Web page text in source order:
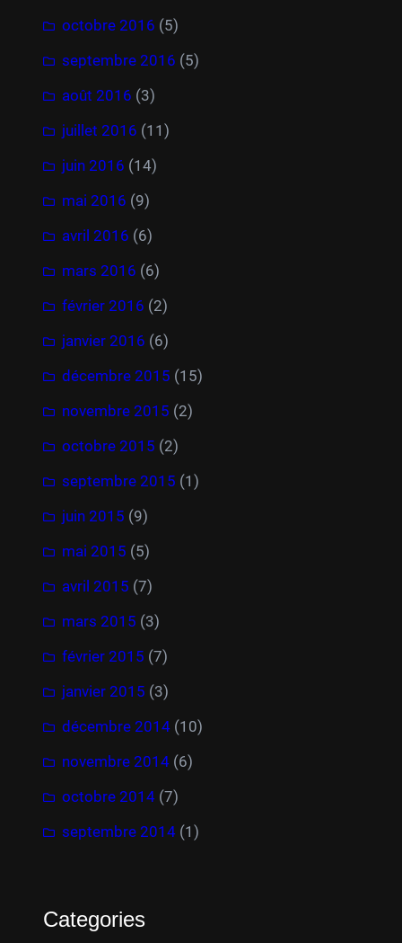
octobre 2016 (5)
septembre 2016 (5)
août 2016 (3)
juillet 2016 (11)
juin 2016 (14)
mai 2016 (9)
avril 2016 (6)
mars 2016 (6)
février 2016 (2)
janvier 2016 (6)
décembre 2015 (15)
novembre 2015 (2)
octobre 2015 (2)
septembre 2015 (1)
juin 2015 (9)
mai 2015 (5)
avril 2015 (7)
mars 2015 (3)
février 2015 (7)
janvier 2015 (3)
décembre 2014 (10)
novembre 2014 (6)
octobre 2014 (7)
septembre 2014 (1)
Categories